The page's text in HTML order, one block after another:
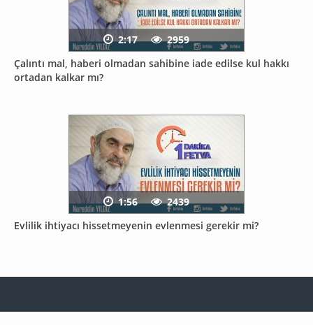
Çalıntı mal, haberi olmadan sahibine iade edilse kul hakkı
ortadan kalkar mı?
2:17 2959
Evlilik ihtiyacı hissetmeyenin evlenmesi gerekir mi?
1:56 2439